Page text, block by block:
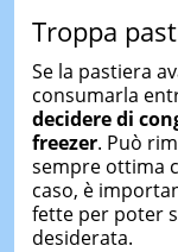
Troppa
Se la pastiera
consumarla
decidere di
freezer. Può
sempre ottima
caso, è
fette per poter
desiderata.